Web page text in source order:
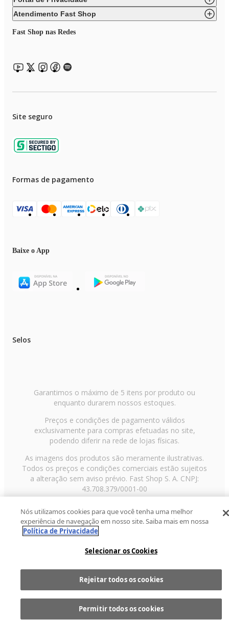
Comprar
Atendimento Fast Shop
Fast Shop nas Redes
Site seguro
Formas de pagamento
Baixe o App
Selos
Garantimos o máximo de 5 itens por produto ou
enquanto durarem nossos estoques.
Preços e condições de pagamento válidos
exclusivamente para compras efetuadas no site,
podendo diferir na rede de lojas físicas.
As imagens dos produtos são meramente ilustrativas.
Todos os preços e condições comerciais estão sujeitos
a alteração sem aviso prévio. Fast Shop S. A. CNPJ:
43.708.379/0001-00
Paulo/SP, CEP 02029-001, Telefone: 11 3003-3728 ©
2013 Fast Shop - Todos os direitos reservadosRF
Nós utilizamos cookies para que você tenha uma melhor
experiência de navegação em nosso site. Saiba mais em nossa
Política de Privacidade
Selecionar os Cookies
Rejeitar todos os cookies
Permitir todos os cookies